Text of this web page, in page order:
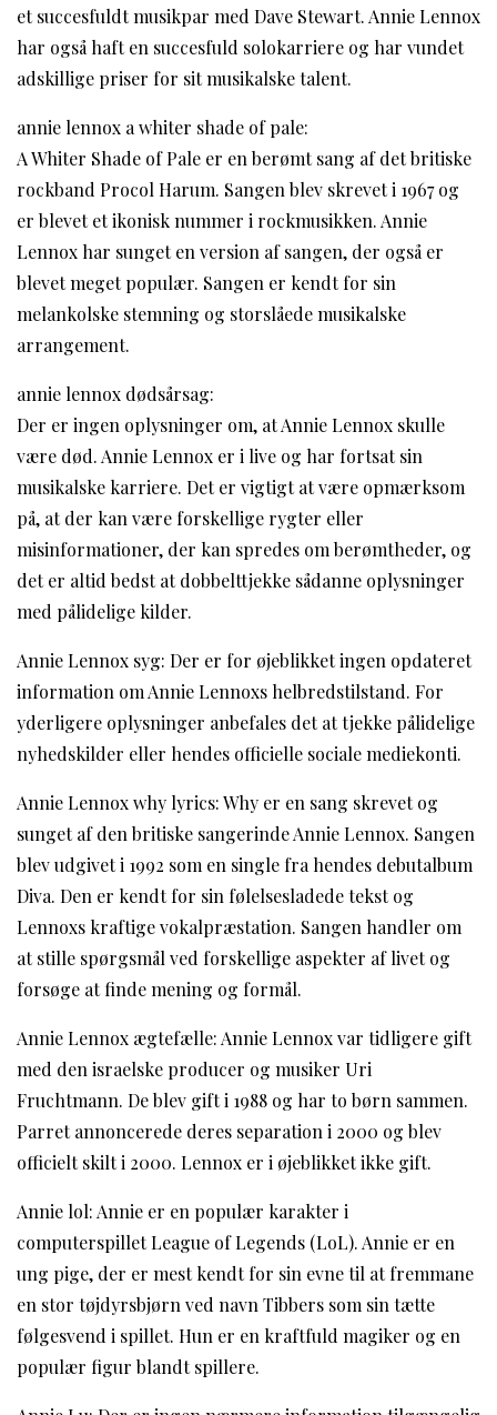
et succesfuldt musikpar med Dave Stewart. Annie Lennox
har også haft en succesfuld solokarriere og har vundet
adskillige priser for sit musikalske talent.
annie lennox a whiter shade of pale:
A Whiter Shade of Pale er en berømt sang af det britiske
rockband Procol Harum. Sangen blev skrevet i 1967 og
er blevet et ikonisk nummer i rockmusikken. Annie
Lennox har sunget en version af sangen, der også er
blevet meget populær. Sangen er kendt for sin
melankolske stemning og storslåede musikalske
arrangement.
annie lennox dødsårsag:
Der er ingen oplysninger om, at Annie Lennox skulle
være død. Annie Lennox er i live og har fortsat sin
musikalske karriere. Det er vigtigt at være opmærksom
på, at der kan være forskellige rygter eller
misinformationer, der kan spredes om berømtheder, og
det er altid bedst at dobbelttjekke sådanne oplysninger
med pålidelige kilder.
Annie Lennox syg: Der er for øjeblikket ingen opdateret
information om Annie Lennoxs helbredstilstand. For
yderligere oplysninger anbefales det at tjekke pålidelige
nyhedskilder eller hendes officielle sociale mediekonti.
Annie Lennox why lyrics: Why er en sang skrevet og
sunget af den britiske sangerinde Annie Lennox. Sangen
blev udgivet i 1992 som en single fra hendes debutalbum
Diva. Den er kendt for sin følelsesladede tekst og
Lennoxs kraftige vokalpræstation. Sangen handler om
at stille spørgsmål ved forskellige aspekter af livet og
forsøge at finde mening og formål.
Annie Lennox ægtefælle: Annie Lennox var tidligere gift
med den israelske producer og musiker Uri
Fruchtmann. De blev gift i 1988 og har to børn sammen.
Parret annoncerede deres separation i 2000 og blev
officielt skilt i 2000. Lennox er i øjeblikket ikke gift.
Annie lol: Annie er en populær karakter i
computerspillet League of Legends (LoL). Annie er en
ung pige, der er mest kendt for sin evne til at fremmane
en stor tøjdyrsbjørn ved navn Tibbers som sin tætte
følgesvend i spillet. Hun er en kraftfuld magiker og en
populær figur blandt spillere.